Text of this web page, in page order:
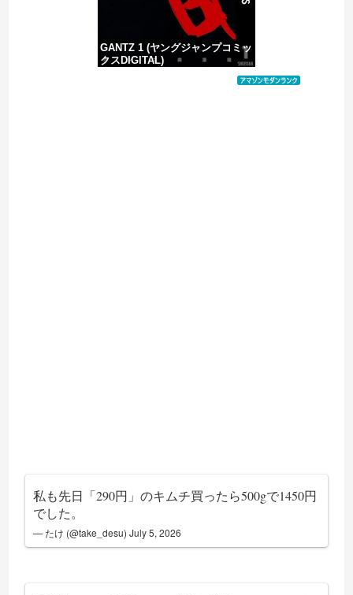
GANTZ 1 (ヤングジャンプコミッ
クスDIGITAL)
価格：¥100
私も先日「290円」のキムチ買ったら500gで1450円
でした。
— たけ (@take_desu)July 5, 2026